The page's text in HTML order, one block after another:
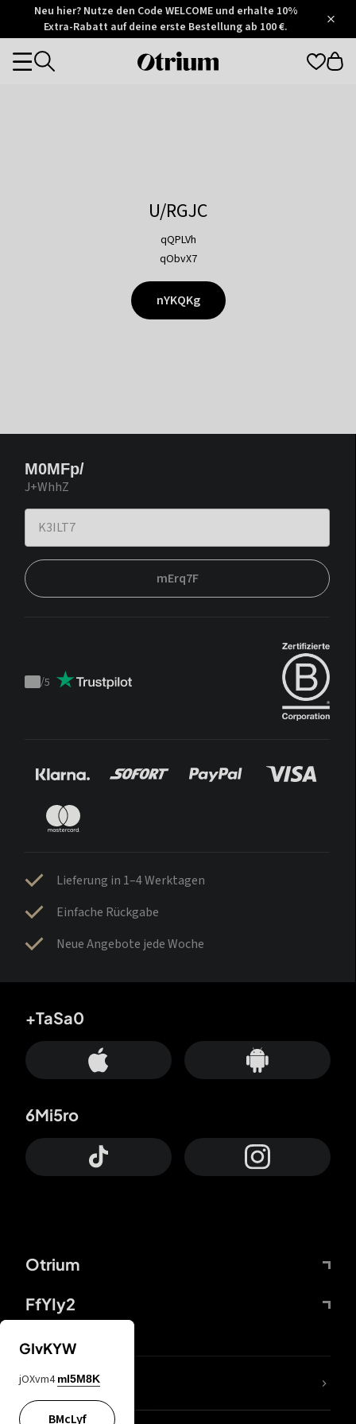
Otrium
Trustpilot
Neu hier? Nutze den Code WELCOME und erhalte 10%
Extra-Rabatt auf deine erste Bestellung ab 100 €.
Otrium
Categories
U/RGJC
qQPLVh
qObvX7
nYKQKg
M0MFp/
J+WhhZ
mErq7F
Trustpilot
/5
Lieferung in 1–4 Werktagen
Einfache Rückgabe
Neue Angebote jede Woche
Otrium
FfYIy2
+TaSa0
6Mi5ro
DDcvSo
GIvKYW
jOXvm4 mI5M8K
BMcLyf